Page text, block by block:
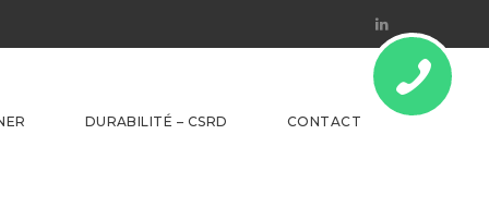
Linkedin
DURABILITÉ – CSRD CONTACT